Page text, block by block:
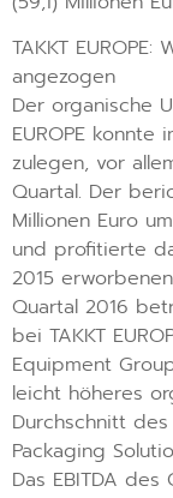
TAKKT
angezogen
Der organische
EUROPE
zulegen, vor
Quartal. Der
Millionen Euro
und profitierte
2015
Quartal 2016
bei TAKKT
Equipment
leicht höheres
Durchschnitt
Packaging
Das EBITDA